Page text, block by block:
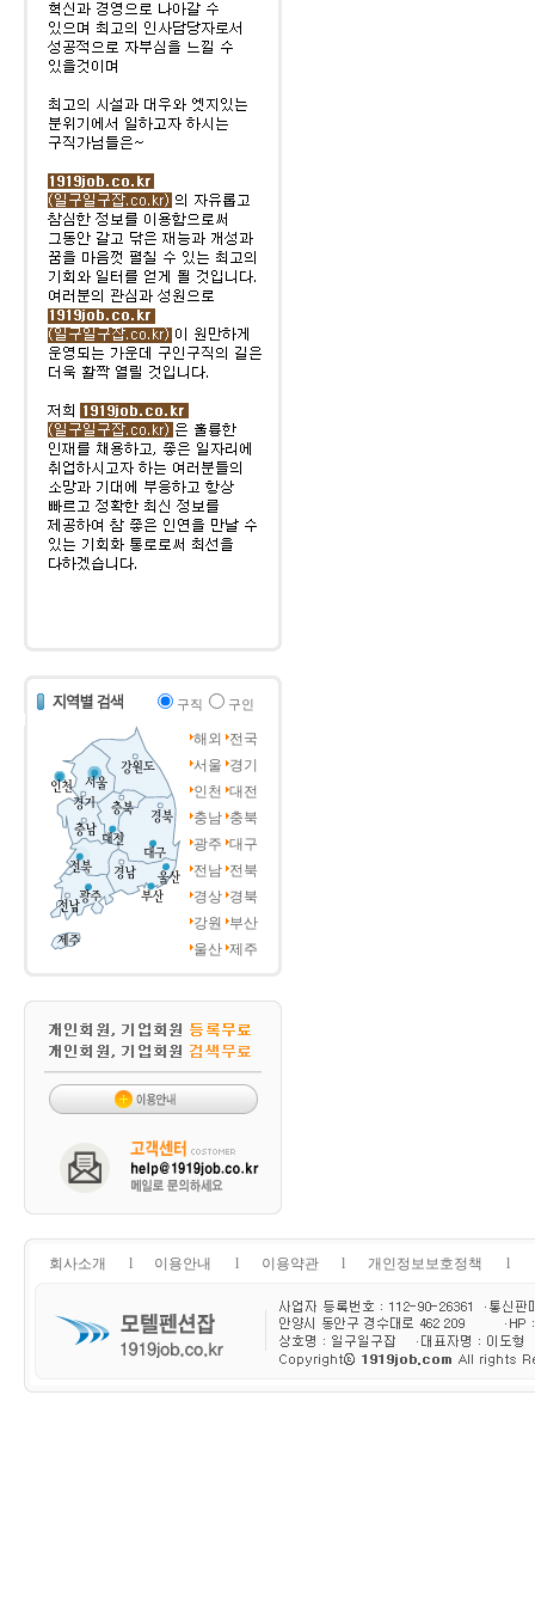
구직 구인
해외
전국
서울 경기
인천 대전
충남 충북
광주 대구
전남 전북
경상 경북
강원
부산
울산 제주
회사소개 l 이용안내 l 이용약관 l 개인정보보호정책 l